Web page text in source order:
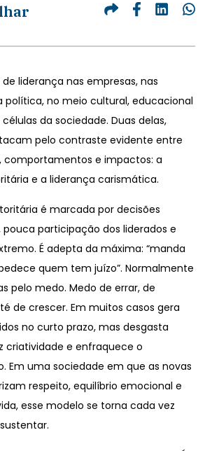
liderança nas empresas, nas
política, no meio cultural, educacional
da sociedade. Duas delas,
pelo contraste evidente entre
comportamentos e impactos: a
e a liderança carismática.
é marcada por decisões
participação dos liderados e
É adepta da máxima: “manda
quem tem juízo”. Normalmente
pelo medo. Medo de errar, de
de crescer. Em muitos casos gera
no curto prazo, mas desgasta
criatividade e enfraquece o
Em uma sociedade em que as novas
respeito, equilíbrio emocional e
esse modelo se torna cada vez